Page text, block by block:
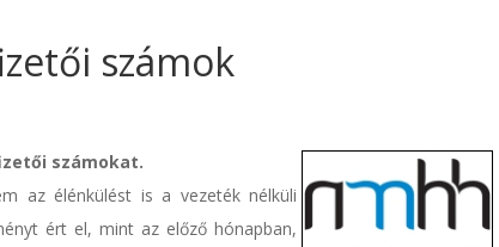
számok
számokat.
az élénkülést is a vezeték nélküli
ért el, mint az előző hónapban,